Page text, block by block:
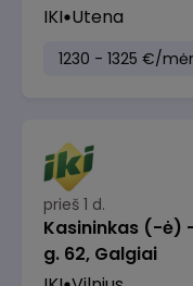
IKI Utena
1230 - 1325 €/
prieš 1 d.
Kasininkas (-ė)
g. 62, Galgiai